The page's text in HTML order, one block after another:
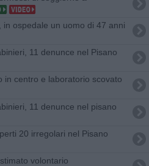
in ospedale un uomo di 47 anni
11 denunce nel Pisano
in centro e laboratorio scovato
11 denunce nel pisano
20 irregolari nel Pisano
volontario